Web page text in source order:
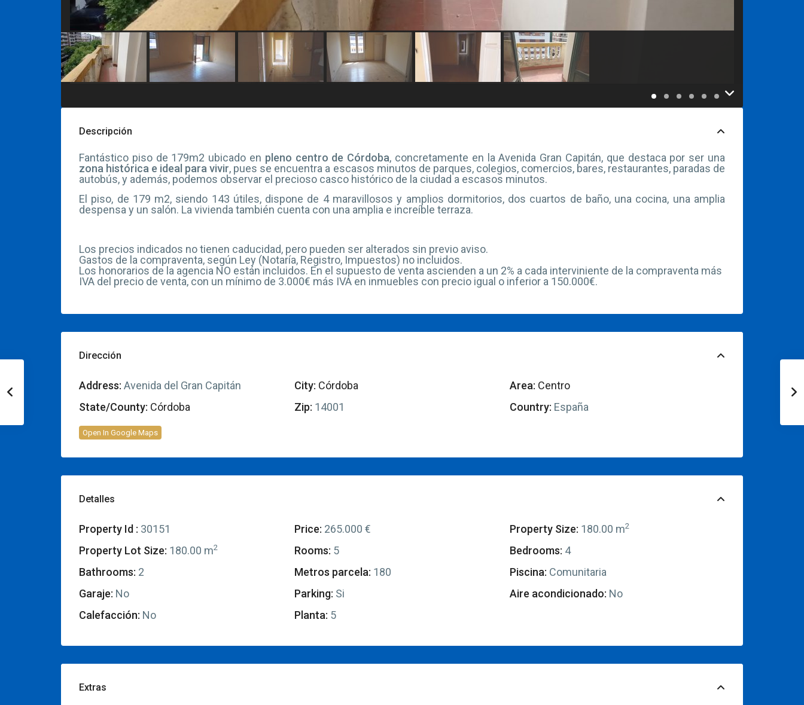
Descripción
Fantástico piso de 179m2 ubicado en pleno centro de Córdoba, concretamente en la Avenida Gran Capitán, que destaca por ser una
zona histórica e ideal para vivir, pues se encuentra a escasos minutos de parques, colegios, comercios, bares, restaurantes, paradas de
autobús, y además, podemos observar el precioso casco histórico de la ciudad a escasos minutos.
El piso, de 179 m2, siendo 143 útiles, dispone de 4 maravillosos y amplios dormitorios, dos cuartos de baño, una cocina, una amplia
despensa y un salón. La vivienda también cuenta con una amplia e increíble terraza.
Los precios indicados no tienen caducidad, pero pueden ser alterados sin previo aviso.
Gastos de la compraventa, según Ley (Notaría, Registro, Impuestos) no incluidos.
Los honorarios de la agencia NO están incluidos. En el supuesto de venta ascienden a un 2% a cada interviniente de la compraventa más
IVA del precio de venta, con un mínimo de 3.000€ más IVA en inmuebles con precio igual o inferior a 150.000€.
Dirección
Address: Avenida del Gran Capitán City: Córdoba Area: Centro
State/County: Córdoba Zip: 14001 Country: España
Open In Google Maps
Detalles
Property Id : 30151 Price: 265.000 € Property Size: 180.00 m2
Property Lot Size: 180.00 m2 Rooms: 5 Bedrooms: 4
Bathrooms: 2 Metros parcela: 180 Piscina: Comunitaria
Garaje: No Parking: Si Aire acondicionado: No
Calefacción: No Planta: 5
Extras